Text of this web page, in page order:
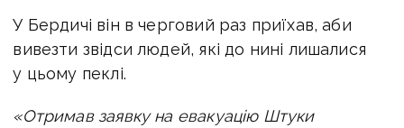
У Бердичі він в черговий раз приїхав, аби
вивезти звідси людей, які до нині лишалися
у цьому пеклі.
«Отримав заявку на евакуацію Штуки